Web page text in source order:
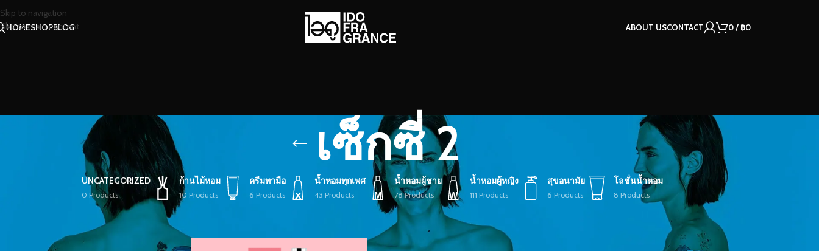
Skip to navigation
Skip to main content
HOMESHOPBLOG ABOUT USCONTACT 0/ ฿0
เซ็กซี่ 2
UNCATEGORIZED
0 Products
ก้านไม้หอม
10 Products
ครีมทามือ
6 Products
น้ำหอมทุกเพศ
43 Products
น้ำหอมผู้ชาย
78 Products
น้ำหอมผู้หญิง
111 Products
สุขอนามัย
6 Products
โลชั่นน้ำหอม
8 Products